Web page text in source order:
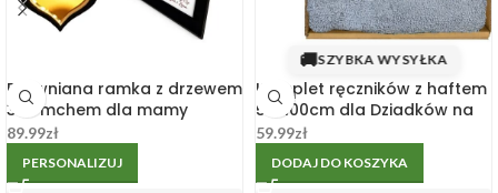
Drewniana ramka z drzewem
3D i mchem dla mamy
30x21cm
89.99zł
PERSONALIZUJ
🚚SZYBKA WYSYŁKA
Komplet ręczników z haftem
50x100cm dla Dziadków na
Dzień Babci i Dziadka
59.99zł
DODAJ DO KOSZYKA